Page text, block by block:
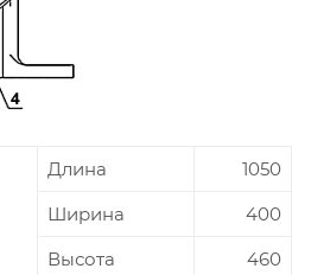
Длина
1050
Ширина
400
Высота
460